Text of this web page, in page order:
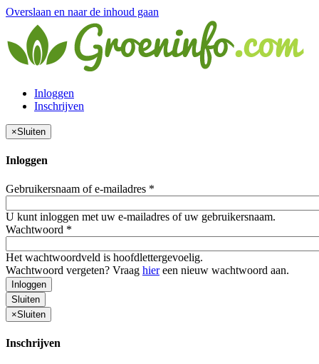
Overslaan en naar de inhoud gaan
Inloggen
Inschrijven
×Sluiten
Inloggen
Gebruikersnaam of e-mailadres *
U kunt inloggen met uw e-mailadres of uw gebruikersnaam.
Wachtwoord *
Het wachtwoordveld is hoofdlettergevoelig.
Wachtwoord vergeten? Vraag hiereen nieuw wachtwoord aan.
Inloggen
Sluiten
×Sluiten
Inschrijven